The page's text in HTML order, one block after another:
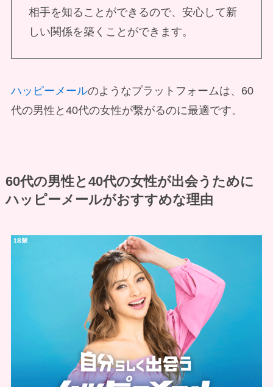
相手を知ることができるので、安心して新
しい関係を築くことができます。
ハッピーメールのようなプラットフォームは、60
代の男性と40代の女性が繋がるのに最適です。
60代の男性と40代の女性が出会うために
ハッピーメールがおすすめな理由